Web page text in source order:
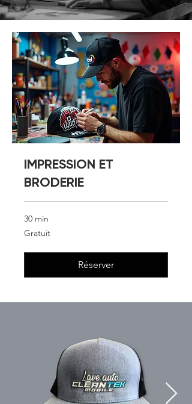
IMPRESSION ET
BRODERIE
30 min
Gratuit
Gratuit
Réserver